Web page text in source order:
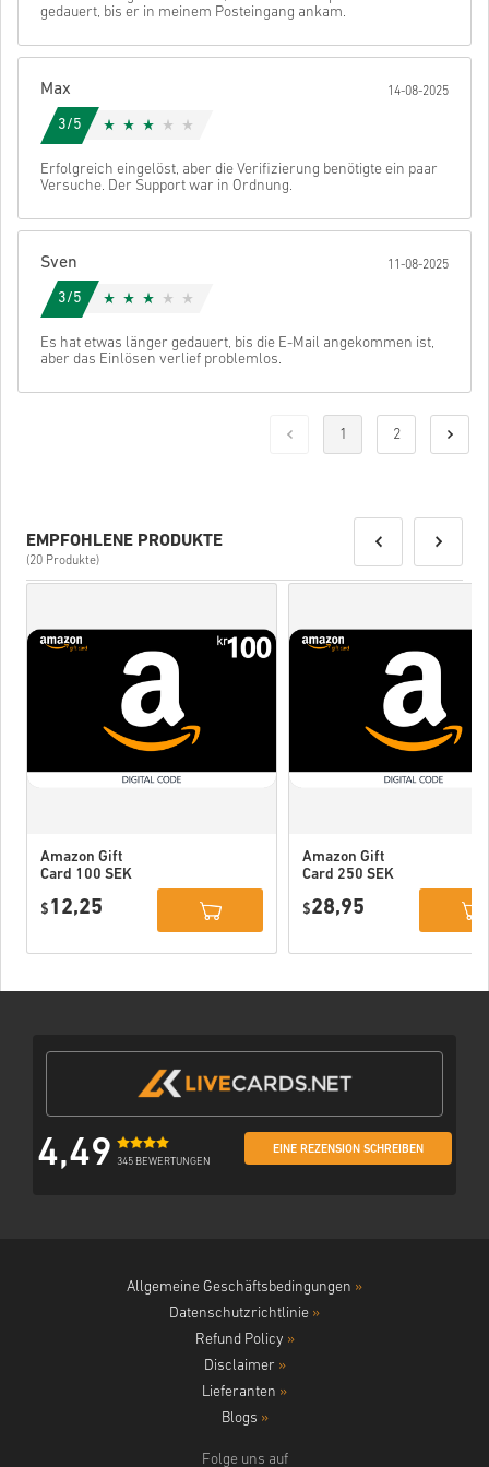
gedauert, bis er in meinem Posteingang ankam.
Max 14-08-2025
3/5
Erfolgreich eingelöst, aber die Verifizierung benötigte ein paar
Versuche. Der Support war in Ordnung.
Sven 11-08-2025
3/5
Es hat etwas länger gedauert, bis die E-Mail angekommen ist,
aber das Einlösen verlief problemlos.
1 2
EMPFOHLENE PRODUKTE
(20 Produkte)
Amazon Gift
Card 100 SEK
$ 12,25
Amazon Gift
Card 250 SEK
$28,95
4,49 345 BEWERTUNGEN
EINE REZENSION SCHREIBEN
Allgemeine Geschäftsbedingungen »
Datenschutzrichtlinie »
Refund Policy »
Disclaimer »
Lieferanten »
Blogs »
Folge uns auf